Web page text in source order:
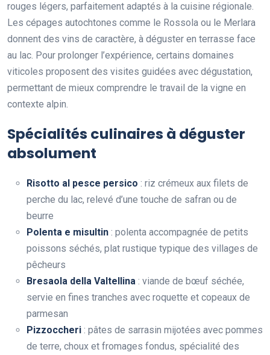
rouges légers, parfaitement adaptés à la cuisine régionale.
Les cépages autochtones comme le Rossola ou le Merlara
donnent des vins de caractère, à déguster en terrasse face
au lac. Pour prolonger l’expérience, certains domaines
viticoles proposent des visites guidées avec dégustation,
permettant de mieux comprendre le travail de la vigne en
contexte alpin.
Spécialités culinaires à déguster
absolument
Risotto al pesce persico : riz crémeux aux filets de
perche du lac, relevé d’une touche de safran ou de
beurre
Polenta e misultin : polenta accompagnée de petits
poissons séchés, plat rustique typique des villages de
pêcheurs
Bresaola della Valtellina : viande de bœuf séchée,
servie en fines tranches avec roquette et copeaux de
parmesan
Pizzoccheri : pâtes de sarrasin mijotées avec pommes
de terre, choux et fromages fondus, spécialité des